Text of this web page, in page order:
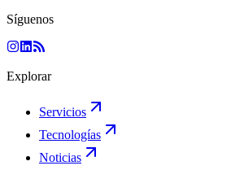
Síguenos
Explorar
Servicios
Tecnologías
Noticias